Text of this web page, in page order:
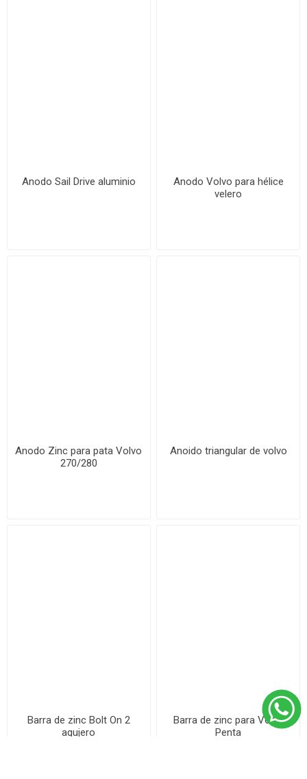
Anodo Sail Drive aluminio
Anodo Volvo para hélice
velero
Anodo Zinc para pata Volvo
270/280
Anoido triangular de volvo
Barra de zinc Bolt On 2
agujero
Barra de zinc para Volvo
Penta